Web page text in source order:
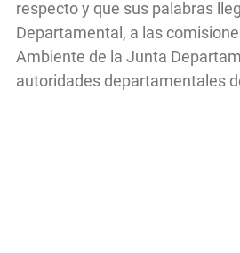
respecto y que sus palabras
Departamental, a las
Ambiente de la Junta
autoridades departamentales